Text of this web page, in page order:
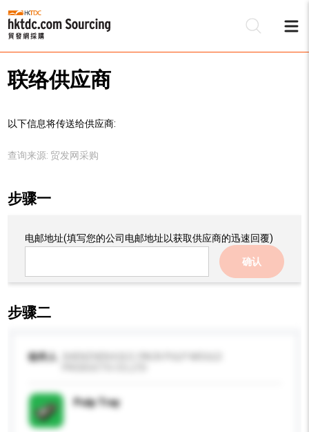
联络供应商
以下信息将传送给供应商:
查询来源: 贸发网采购
步骤一
电邮地址(填写您的公司电邮地址以获取供应商的迅速回覆)
确认
步骤二
收件人
Pulp Tray